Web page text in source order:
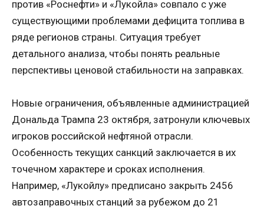
против «Роснефти» и «Лукойла» совпало с уже
существующими проблемами дефицита топлива в
ряде регионов страны. Ситуация требует
детального анализа, чтобы понять реальные
перспективы ценовой стабильности на заправках.
Новые ограничения, объявленные администрацией
Дональда Трампа 23 октября, затронули ключевых
игроков российской нефтяной отрасли.
Особенность текущих санкций заключается в их
точечном характере и сроках исполнения.
Например, «Лукойлу» предписано закрыть 2456
автозаправочных станций за рубежом до 21